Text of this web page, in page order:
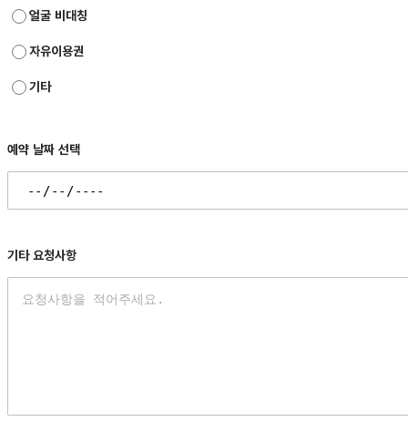
얼굴 비대칭
자유이용권
기타
예약 날짜 선택
기타 요청사항